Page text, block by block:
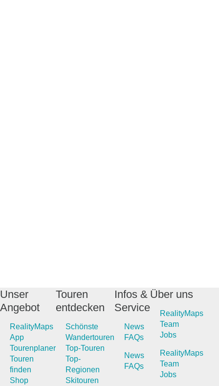
Unser
Angebot
RealityMaps
App
Tourenplaner
Touren
finden
Shop
Touren
entdecken
Schönste
Wandertouren
Top-Touren
Top-
Regionen
Skitouren
Infos &
Service
News
FAQs
News
FAQs
Über uns
RealityMaps
Team
Jobs
RealityMaps
Team
Jobs